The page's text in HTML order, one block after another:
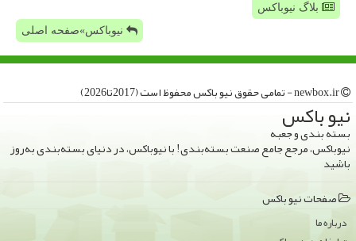
بلاگ نیوباکس
نیوباکس»صفحه اصلی
نیو باكس
بسته بندی و جعبه
نیوباکس، مرجع جامع صنعت بسته‌بندی! با نیوباکس، در دنیای بسته‌بندی به‌روز
باشید
صفحات نیو باكس
درباره ما